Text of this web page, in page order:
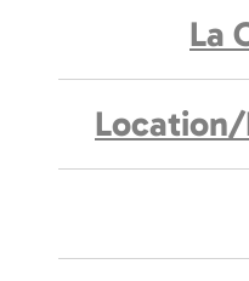
La
Location/